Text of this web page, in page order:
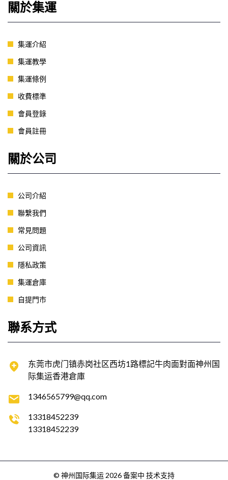
關於集運
集運介紹
集運教學
集運條例
收費標準
會員登錄
會員註冊
關於公司
公司介紹
聯繫我們
常見問題
公司資訊
隱私政策
集運倉庫
自提門市
聯系方式
东莞市虎门镇赤岗社区西坊1路標記牛肉面對面神州国
际集运香港倉庫
1346565799@qq.com
13318452239
13318452239
© 神州国际集运 2026备案中 技术支持